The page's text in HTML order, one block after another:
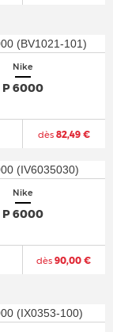
Nike
P 6000
dès82,49 €
Nike
P 6000
dès 90,00 €